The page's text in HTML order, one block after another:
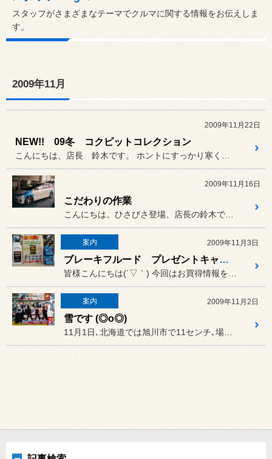
スタッフがさまざまなテーマでクルマに関する情報をお伝えしま
す。
2009年11月
2009年11月22日
NEW!! 09冬 コクピットコレクション
2009年11月16日
こだわりの作業
案内 2009年11月3日
ブレーキフルード プレゼントキャンペーン(*`･∀･´)ﾉ ｼ
案内 2009年11月2日
雪です (◎o◎)